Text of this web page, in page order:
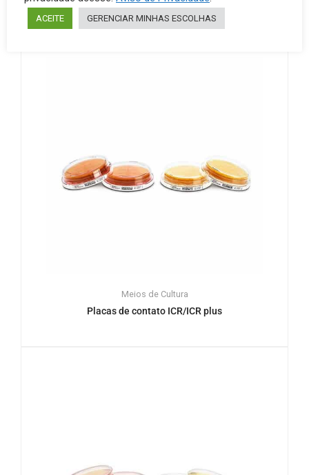
Meios de Cultura
Placas de contato ICR/ICR plus
ACEITE GERENCIAR MINHAS ESCOLHAS